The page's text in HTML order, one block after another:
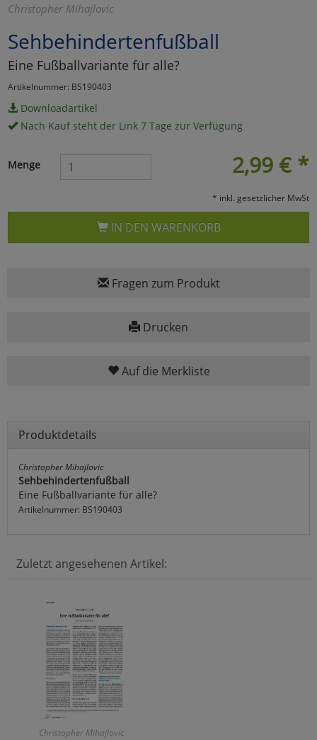
Christopher Mihajlovic
Sehbehindertenfußball
Eine Fußballvariante für alle?
Artikelnummer: BS190403
Downloadartikel
Nach Kauf steht der Link 7 Tage zur Verfügung
2,99 € *
Menge
* inkl. gesetzlicher MwSt
IN DEN WARENKORB
Fragen zum Produkt
Drucken
Auf die Merkliste
Produktdetails
Christopher Mihajlovic
Sehbehindertenfußball
Eine Fußballvariante für alle?
Artikelnummer: BS190403
Zuletzt angesehenen Artikel:
Christopher Mihajlovic
Umfragetools
Cookies
Alle Akzeptieren
zurück
zu Haupptseite